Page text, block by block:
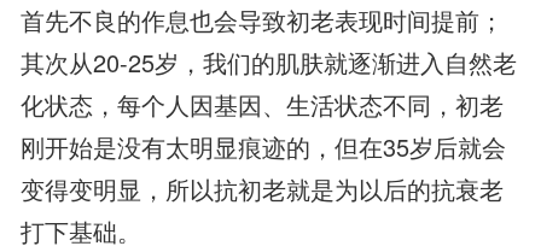
首先不良的作息也会导致初老表现时间提前；
其次从20-25岁，我们的肌肤就逐渐进入自然老
化状态，每个人因基因、生活状态不同，初老
刚开始是没有太明显痕迹的，但在35岁后就会
变得变明显，所以抗初老就是为以后的抗衰老
打下基础。